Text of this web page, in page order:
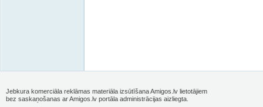
Jebkura komerciāla reklāmas materiāla izsūtīšana Amigos.lv lietotājiem
bez saskaņošanas ar Amigos.lv portāla administrācijas aizliegta.